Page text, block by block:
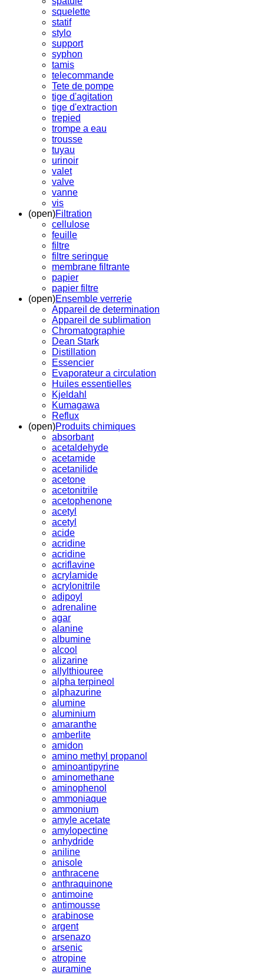
squelette
statif
stylo
support
syphon
tamis
telecommande
Tete de pompe
tige d'agitation
tige d'extraction
trepied
trompe a eau
trousse
tuyau
urinoir
valet
valve
vanne
vis
(open)Filtration
cellulose
feuille
filtre
filtre seringue
membrane filtrante
papier
papier filtre
(open)Ensemble verrerie
Appareil de determination
Appareil de sublimation
Chromatographie
Dean Stark
Distillation
Essencier
Evaporateur a circulation
Huiles essentielles
Kjeldahl
Kumagawa
Reflux
(open)Produits chimiques
absorbant
acetaldehyde
acetamide
acetanilide
acetone
acetonitrile
acetophenone
acetyl
acetyl
acide
acridine
acridine
acriflavine
acrylamide
acrylonitrile
adipoyl
adrenaline
agar
alanine
albumine
alcool
alizarine
allylthiouree
alpha terpineol
alphazurine
alumine
aluminium
amaranthe
amberlite
amidon
amino methyl propanol
aminoantipyrine
aminomethane
aminophenol
ammoniaque
ammonium
amyle acetate
amylopectine
anhydride
aniline
anisole
anthracene
anthraquinone
antimoine
antimousse
arabinose
argent
arsenazo
arsenic
atropine
auramine